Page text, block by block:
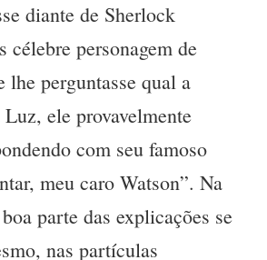
diante de Sherlock
célebre personagem de
lhe perguntasse qual a
ele provavelmente
com seu famoso
meu caro Watson”. Na
parte das explicações se
nas partículas